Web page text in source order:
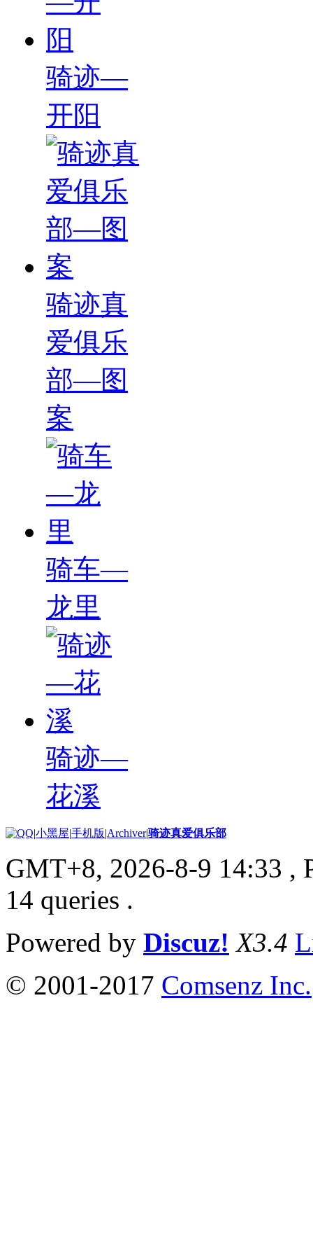
骑迹—
开阳
骑迹真
爱俱乐
部—图
案
骑车—
龙里
骑迹—
花溪
|小黑屋|手机版|Archiver|骑迹真爱俱乐部
GMT+8, 2026-8-9 14:33 ,
14 queries .
Powered by Discuz! X3.4
© 2001-2017 Comsenz Inc.